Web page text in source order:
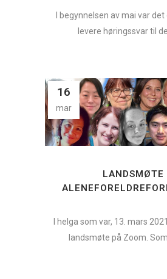
I begynnelsen av mai var
levere høringssvar til
16
mar
LANDSMØTE I
I helga som var, 13. mars
landsmøte på Zoom.